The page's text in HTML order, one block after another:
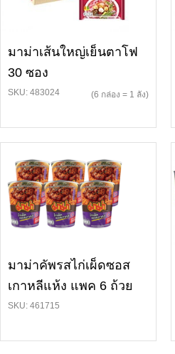
มาม่าเส้นใหญ่เย็นตาโฟ
30 ซอง
SKU: 483024 (6 กล่อง = 1 ลัง)
มาม่าคัพรสไก่เผ็ดซอส
เกาหลีแห้ง แพค 6 ถ้วย
SKU: 461715